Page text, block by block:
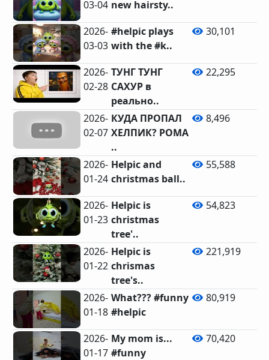
03-04 new hairsty..
2026-
03-03
#helpic plays
with the #k..
30,101
2026-
02-28
ТУНГ ТУНГ
САХУР в
реально..
22,295
2026-
02-07
КУДА ПРОПАЛ
ХЕЛПИК? РОМА
..
8,496
2026-
01-24
Helpic and
christmas ball..
55,588
2026-
01-23
Helpic is
christmas
tree'..
54,823
2026-
01-22
Helpic is
chrismas
tree's..
221,919
2026-
01-18
What??? #funny
#helpic
80,919
2026-
01-17
My mom is...
#funny
70,420